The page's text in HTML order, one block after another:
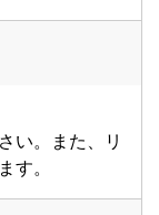
い。また、リ
す。